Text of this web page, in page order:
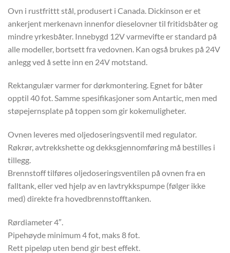
Ovn i rustfrittt stål, produsert i Canada. Dickinson er et
ankerjent merkenavn innenfor dieselovner til fritidsbåter og
mindre yrkesbåter. Innebygd 12V varmevifte er standard på
alle modeller, bortsett fra vedovnen. Kan også brukes på 24V
anlegg ved å sette inn en 24V motstand.
Rektangulær varmer for dørkmontering. Egnet for båter
opptil 40 fot. Samme spesifikasjoner som Antartic, men med
støpejernsplate på toppen som gir kokemuligheter.
Ovnen leveres med oljedoseringsventil med regulator.
Røkrør, avtrekkshette og dekksgjennomføring må bestilles i
tillegg.
Brennstoff tilføres oljedoseringsventilen på ovnen fra en
falltank, eller ved hjelp av en lavtrykkspumpe (følger ikke
med) direkte fra hovedbrennstofftanken.
Rørdiameter 4″.
Pipehøyde minimum 4 fot, maks 8 fot.
Rett pipeløp uten bend gir best effekt.